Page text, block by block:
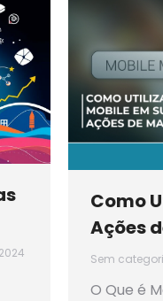
Como
Ações
Sem
O Que é